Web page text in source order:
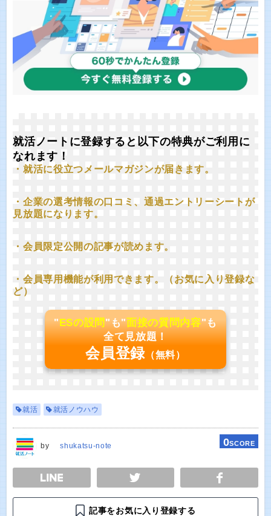
就活ノートに登録すると以下の特典がご利用に
なれます！
・就活に役立つメールマガジンが届きます。
・企業の選考情報の口コミ、通過エントリーシートが
見放題になります。
・会員限定公開の記事が読めます。
・会員専用機能が利用できます。（お気に入り登録な
ど）
"ESの設問"も"面接の質問内容"も
全て見放題！
会員登録 （無料）
就活 就活ノウハウ
by shukatsu-note 0SCORE
TWEET
記事をお気に入り登録する